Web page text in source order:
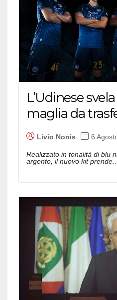
L’Udinese
maglia da
Livio Nonis 6
Realizzato in tonalità di blu
argento, il nuovo kit prende...